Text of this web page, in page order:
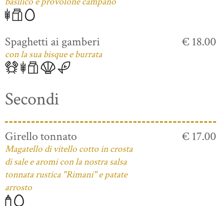
Spaghetti ai gamberi
con la sua bisque e burrata
€ 18.00
Secondi
Girello tonnato
Magatello di vitello cotto in crosta
di sale e aromi con la nostra salsa
tonnata rustica "Rimani" e patate
arrosto
€ 17.00